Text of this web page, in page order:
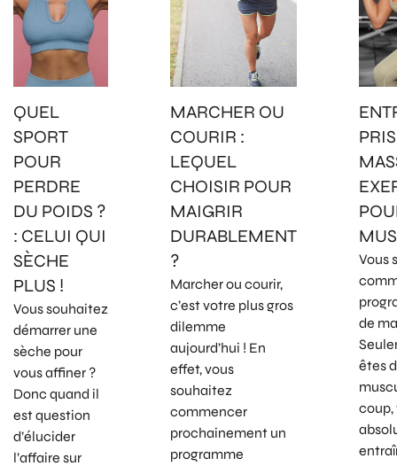
QUEL
SPORT
POUR
PERDRE
DU POIDS ?
: CELUI QUI
SÈCHE
PLUS !
Vous souhaitez
démarrer une
sèche pour
vous affiner ?
Donc quand il
est question
d’élucider
l’affaire sur
MARCHER OU
COURIR :
LEQUEL
CHOISIR POUR
MAIGRIR
DURABLEMENT
?
Marcher ou courir,
c’est votre plus gros
dilemme
aujourd’hui ! En
effet, vous
souhaitez
commencer
prochainement un
programme
Vous
de
êtes
coup,